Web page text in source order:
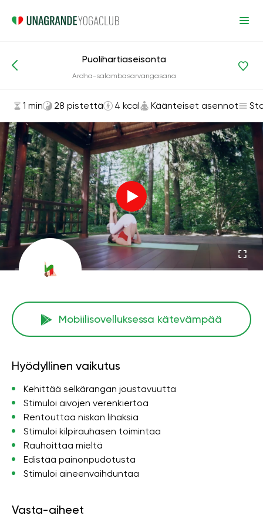
Asanat ja harjoitukset
Puolihartiaseisonta
Ardha-salambasarvangasana
1 min 28 pistettä 4 kcal Käänteiset asennot
Mobiilisovelluksessa kätevämpää
Hyödyllinen vaikutus
Kehittää selkärangan joustavuutta
Stimuloi aivojen verenkiertoa
Rentouttaa niskan lihaksia
Stimuloi kilpirauhasen toimintaa
Rauhoittaa mieltä
Edistää painonpudotusta
Stimuloi aineenvaihduntaa
Vasta-aiheet